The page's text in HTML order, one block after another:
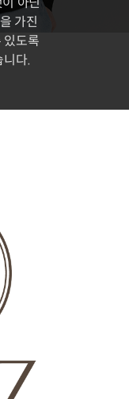
가진
있도록
니다.